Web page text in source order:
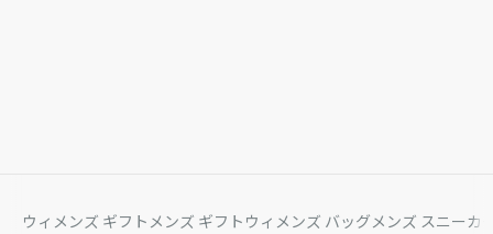
ウィメンズ ギフト メンズ ギフト ウィメンズ バッグメンズ スニーカ